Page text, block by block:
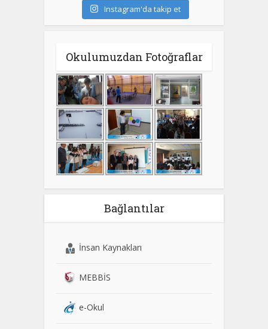
Instagram'da takip et
Okulumuzdan Fotoğraflar
Bağlantılar
İnsan Kaynakları
MEBBİS
e-Okul